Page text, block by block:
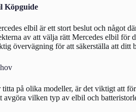
Köpguide
elbil är ett stort beslut och något
av att välja rätt Mercedes elbil
övervägning för att säkerställa att ditt
på olika modeller, är det viktigt att
avgöra vilken typ av elbil och